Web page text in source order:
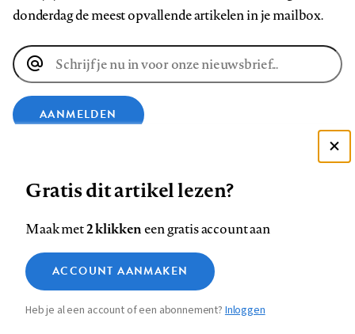
donderdag de meest opvallende artikelen in je mailbox.
E-
mailadres
AANMELDEN
op
Facebook
op
LinkedIn
op
Bluesky
ons
op
InstagramYouTube
Footer
Contact Colofon Disclaimer Privacy
Medische vragen verdienen
betrouwbare antwoorden
Zie onze cookie policy
Analytische cookies
Marketing cookies
Gratis dit artikel lezen?
Maak met2 klikkeneen gratis account aan
ACCOUNT AANMAKEN
Heb je al een account of een abonnement?Inloggen